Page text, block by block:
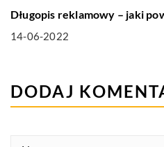
Długopis reklamowy – jaki
14-06-2022
DODAJ